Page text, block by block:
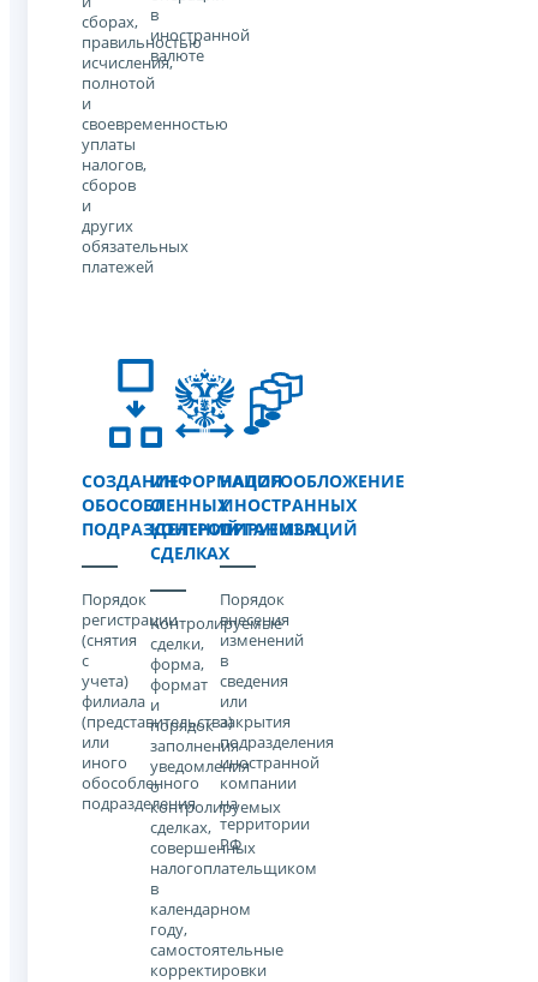
сборах,
правильностью
исчисления,
полнотой
и
своевременностью
уплаты
налогов,
сборов
и
других
обязательных
платежей
в
иностранной
валюте
СОЗДАНИЕ
ОБОСОБЛЕННЫХ
ПОДРАЗДЕЛЕНИЙ
Порядок
регистрации
(снятия
с
учета)
филиала
(представительства)
или
иного
обособленного
подразделения
ИНФОРМАЦИЯ
О
КОНТРОЛИРУЕМЫХ
СДЕЛКАХ
Контролируемые
сделки,
форма,
формат
и
порядок
заполнения
уведомления
о
контролируемых
сделках,
совершенных
налогоплательщиком
в
календарном
году,
самостоятельные
корректировки
НАЛОГООБЛОЖЕНИЕ
ИНОСТРАННЫХ
ОРГАНИЗАЦИЙ
Порядок
внесения
изменений
в
сведения
или
закрытия
подразделения
иностранной
компании
на
территории
РФ